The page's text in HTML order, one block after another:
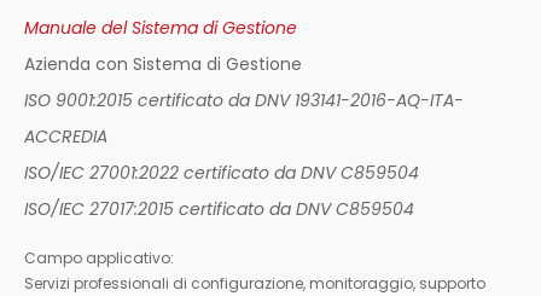
Manuale del Sistema di Gestione
Azienda con Sistema di Gestione
ISO 9001:2015 certificato da DNV 193141-2016-AQ-ITA-
ACCREDIA
ISO/IEC 27001:2022 certificato da DNV C859504
ISO/IEC 27017:2015 certificato da DNV C859504
Campo applicativo:
Servizi professionali di configurazione, monitoraggio, supporto